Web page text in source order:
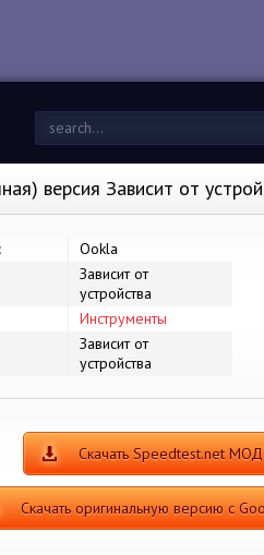
версия Зависит от
Ookla
Зависит от
устройства
Инструменты
Зависит от
устройства
Скачать Speedtest.net МОД
Скачать оригинальную версию с